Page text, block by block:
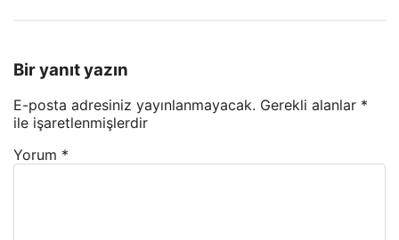
Bir yanıt yazın
E-posta adresiniz yayınlanmayacak. Gerekli alanlar *
ile işaretlenmişlerdir
Yorum *